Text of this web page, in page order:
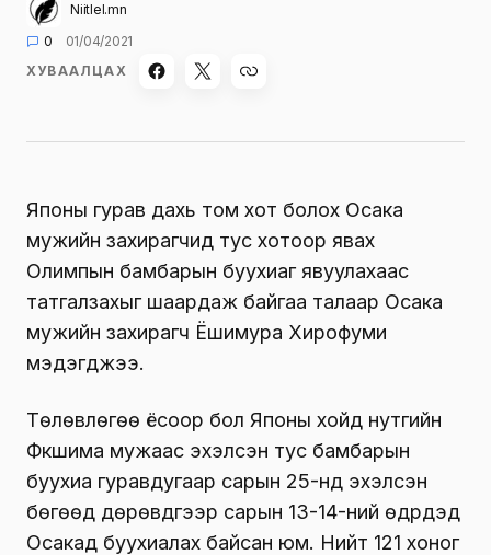
Niitlel.mn
0
01/04/2021
ХУВААЛЦАХ
Японы гурав дахь том хот болох Осака
мужийн захирагчид тус хотоор явах
Олимпын бамбарын буухиаг явуулахаас
татгалзахыг шаардаж байгаа талаар Осака
мужийн захирагч Ёшимура Хирофуми
мэдэгджээ.
Төлөвлөгөө ёсоор бол Японы хойд нутгийн
Фүкүшима мужаас эхэлсэн тус бамбарын
буухиа гуравдугаар сарын 25-нд эхэлсэн
бөгөөд дөрөвдүгээр сарын 13-14-ний өдрүүдэд
Осакад буухиалах байсан юм. Нийт 121 хоног